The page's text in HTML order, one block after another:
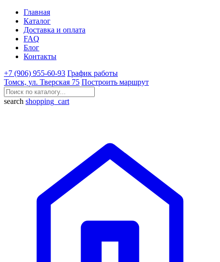
Главная
Каталог
Доставка и оплата
FAQ
Блог
Контакты
+7 (906) 955-60-93 График работы
Томск, ул. Тверская 75 Построить маршрут
search shopping_cart